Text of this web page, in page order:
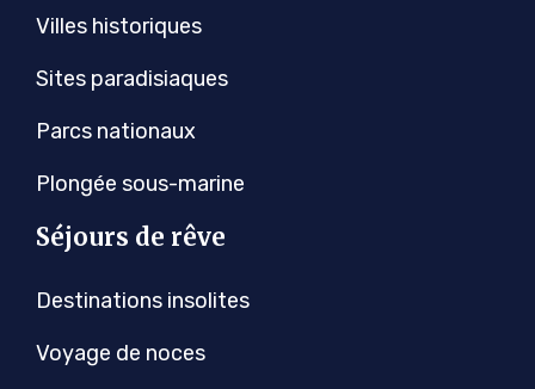
Villes historiques
Sites paradisiaques
Parcs nationaux
Plongée sous-marine
Séjours de rêve
Destinations insolites
Voyage de noces